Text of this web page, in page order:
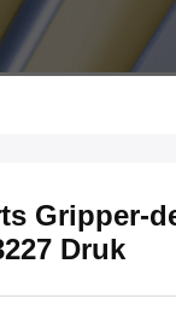
Gripper-
Druk